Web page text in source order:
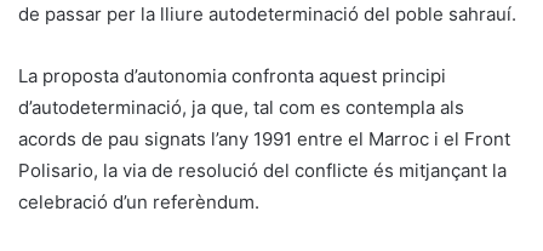
de passar per la lliure autodeterminació del poble sahrauí.
La proposta d’autonomia confronta aquest principi
d’autodeterminació, ja que, tal com es contempla als
acords de pau signats l’any 1991 entre el Marroc i el Front
Polisario, la via de resolució del conflicte és mitjançant la
celebració d’un referèndum.